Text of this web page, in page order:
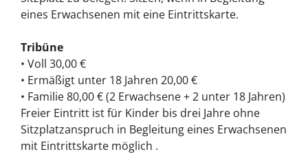
eines Erwachsenen mit eine Eintrittskarte.
Tribüne
• Voll 30,00 €
• Ermäßigt unter 18 Jahren 20,00 €
• Familie 80,00 € (2 Erwachsene + 2 unter 18 Jahren)
Freier Eintritt ist für Kinder bis drei Jahre ohne
Sitzplatzanspruch in Begleitung eines Erwachsenen
mit Eintrittskarte möglich .